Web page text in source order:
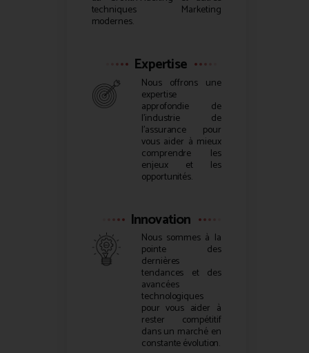
techniques Marketing
modernes.
Expertise
Nous offrons une
expertise
approfondie de
l’industrie de
l’assurance pour
vous aider à mieux
comprendre les
enjeux et les
opportunités.
Innovation
Nous sommes à la
pointe des
dernières
tendances et des
avancées
technologiques
pour vous aider à
rester compétitif
dans un marché en
constante évolution.